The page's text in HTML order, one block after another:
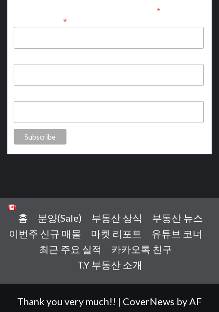
*indicates required
*
홈 분양(Sale) 부동산 상식
부동산 뉴스
이번주 신규 매물
마켓 리포트
유튜브 코너
최근 주요 실적
카카오톡 친구
T.Y 부동산 소개
Thank you very much!! | CoverNews by AF